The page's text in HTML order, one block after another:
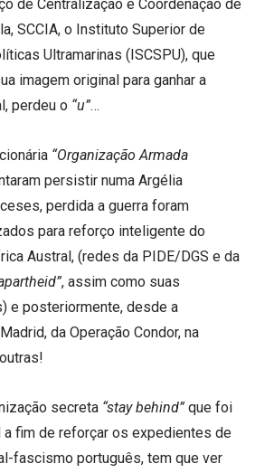
de Centralização e Coordenação de
SCCIA, o Instituto Superior de
Ultramarinas (ISCSPU), que
imagem original para ganhar a
perdeu o “u”…
“Organização Armada
persistir numa Argélia
perdida a guerra foram
para reforço inteligente do
Austral, (redes da PIDE/DGS e da
, assim como suas
e posteriormente, desde a
da Operação Condor, na
secreta “stay behind” que foi
a fim de reforçar os expedientes de
fascismo português, tem que ver